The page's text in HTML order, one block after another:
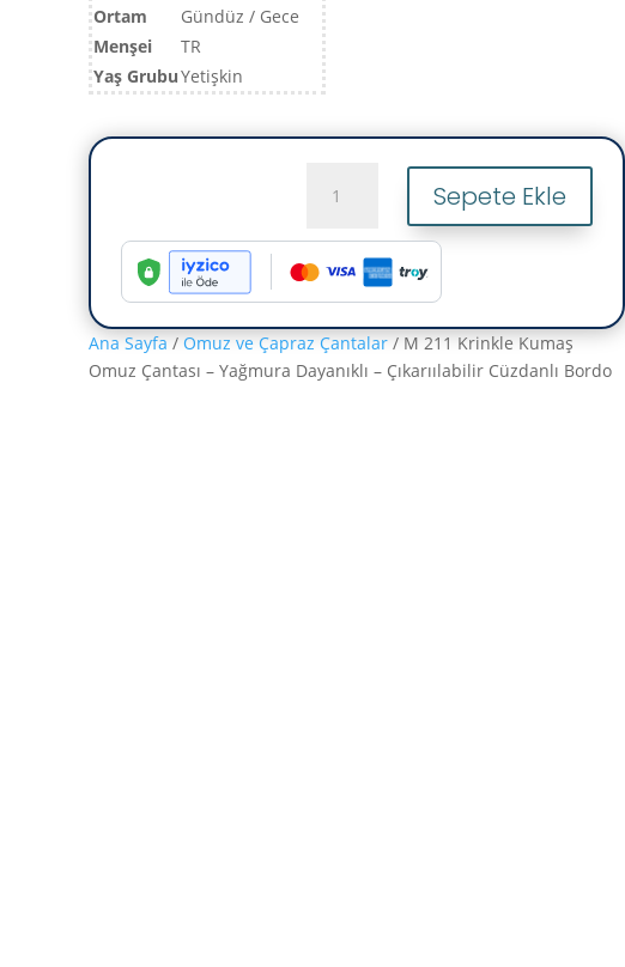
Ortam
Gündüz / Gece
Menşei
TR
Yaş GrubuYetişkin
Kumaş
Omuz
–
Yağmura
Sepete Ekle
Ana Sayfa / Omuz ve Çapraz Çantalar / M 211 Krinkle Kumaş
Omuz Çantası – Yağmura Dayanıklı – Çıkarıılabilir Cüzdanlı Bordo